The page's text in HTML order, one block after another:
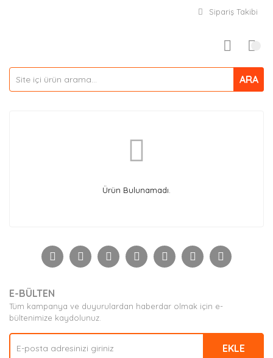
Sipariş Takibi
ARA
Ürün Bulunamadı.
E-BÜLTEN
Tüm kampanya ve duyurulardan haberdar olmak için e-
bültenimize kaydolunuz.
EKLE